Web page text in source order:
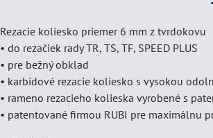
Rezacie koliesko priemer 6 mm z tvrdokovu
• do rezačiek rady TR, TS, TF, SPEED PLUS
• pre bežný obklad
• karbidové rezacie koliesko s vysokou
• rameno rezacieho kolieska vyrobené s
• patentované firmou RUBI pre maximálnu